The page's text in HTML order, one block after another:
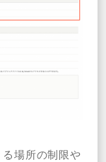
場所の制限や